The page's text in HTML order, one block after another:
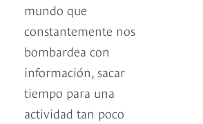
mundo que
constantemente nos
bombardea con
información, sacar
tiempo para una
actividad tan poco